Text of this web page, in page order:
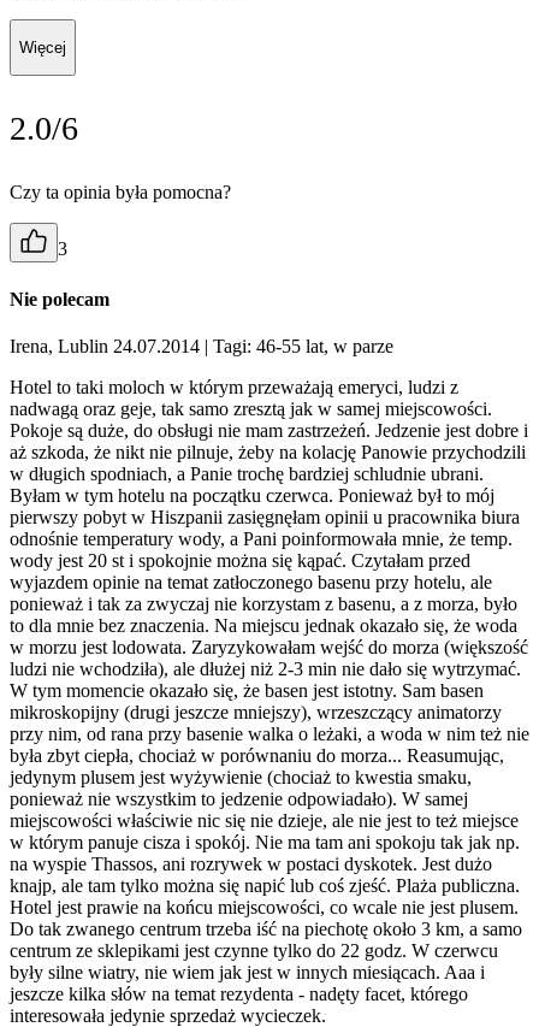
Więcej
2.0/6
Czy ta opinia była pomocna?
3
Nie polecam
Irena, Lublin 24.07.2014 | Tagi: 46-55 lat, w parze
Hotel to taki moloch w którym przeważają emeryci, ludzi z
nadwagą oraz geje, tak samo zresztą jak w samej miejscowości.
Pokoje są duże, do obsługi nie mam zastrzeżeń. Jedzenie jest dobre i
aż szkoda, że nikt nie pilnuje, żeby na kolację Panowie przychodzili
w długich spodniach, a Panie trochę bardziej schludnie ubrani.
Byłam w tym hotelu na początku czerwca. Ponieważ był to mój
pierwszy pobyt w Hiszpanii zasięgnęłam opinii u pracownika biura
odnośnie temperatury wody, a Pani poinformowała mnie, że temp.
wody jest 20 st i spokojnie można się kąpać. Czytałam przed
wyjazdem opinie na temat zatłoczonego basenu przy hotelu, ale
ponieważ i tak za zwyczaj nie korzystam z basenu, a z morza, było
to dla mnie bez znaczenia. Na miejscu jednak okazało się, że woda
w morzu jest lodowata. Zaryzykowałam wejść do morza (większość
ludzi nie wchodziła), ale dłużej niż 2-3 min nie dało się wytrzymać.
W tym momencie okazało się, że basen jest istotny. Sam basen
mikroskopijny (drugi jeszcze mniejszy), wrzeszczący animatorzy
przy nim, od rana przy basenie walka o leżaki, a woda w nim też nie
była zbyt ciepła, chociaż w porównaniu do morza... Reasumując,
jedynym plusem jest wyżywienie (chociaż to kwestia smaku,
ponieważ nie wszystkim to jedzenie odpowiadało). W samej
miejscowości właściwie nic się nie dzieje, ale nie jest to też miejsce
w którym panuje cisza i spokój. Nie ma tam ani spokoju tak jak np.
na wyspie Thassos, ani rozrywek w postaci dyskotek. Jest dużo
knajp, ale tam tylko można się napić lub coś zjeść. Plaża publiczna.
Hotel jest prawie na końcu miejscowości, co wcale nie jest plusem.
Do tak zwanego centrum trzeba iść na piechotę około 3 km, a samo
centrum ze sklepikami jest czynne tylko do 22 godz. W czerwcu
były silne wiatry, nie wiem jak jest w innych miesiącach. Aaa i
jeszcze kilka słów na temat rezydenta - nadęty facet, którego
interesowała jedynie sprzedaż wycieczek.